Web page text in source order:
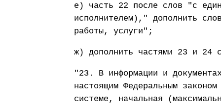
е) часть 22 после слов "с
исполнителем)," дополнить
работы, услуги";
ж) дополнить частями 23 и 24
"23. В информации и
настоящим Федеральным
системе, начальная